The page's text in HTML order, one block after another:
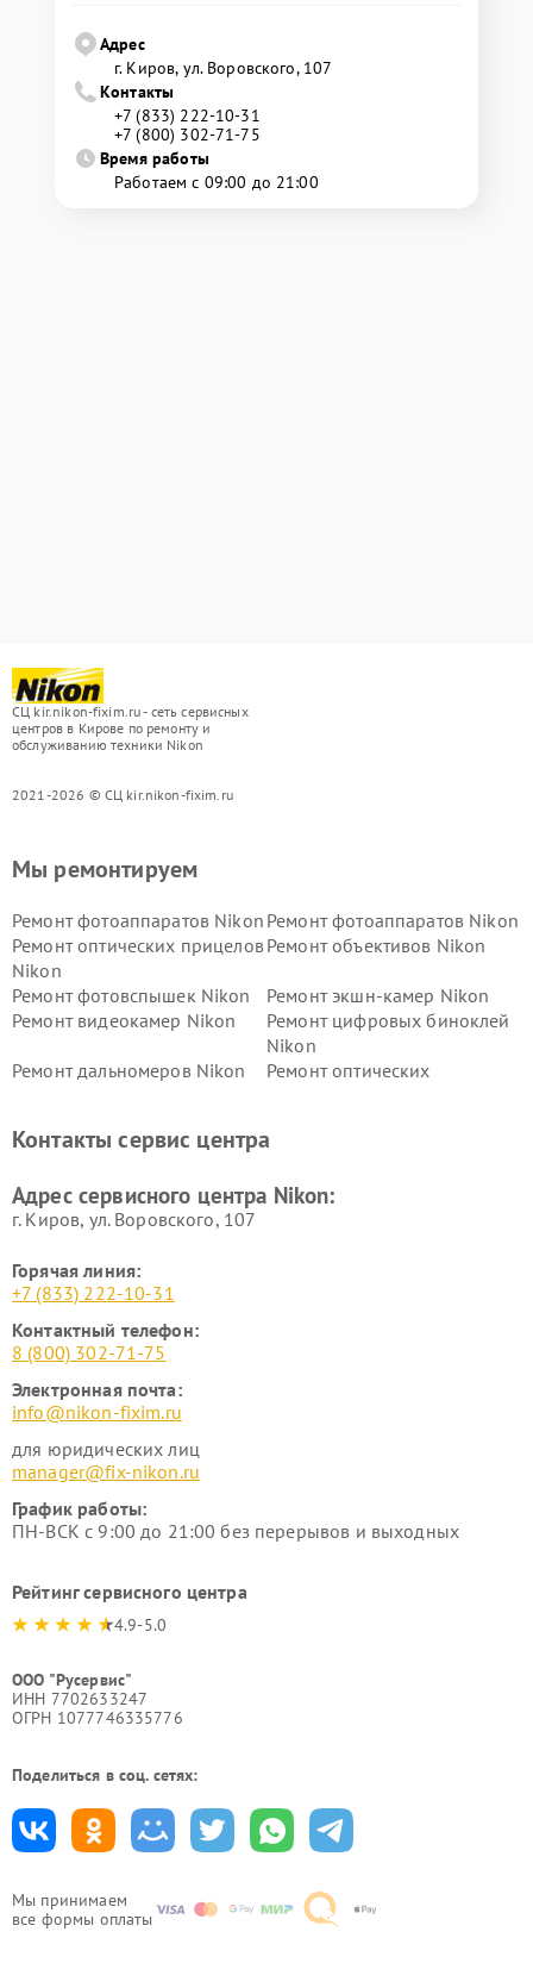
Адрес
г. Киров, ул. Воровского, 107
Контакты
+7 (833) 222-10-31
+7 (800) 302-71-75
Время работы
Работаем с 09:00 до 21:00
СЦ kir.nikon-fixim.ru - сеть сервисных
центров в Кирове по ремонту и
обслуживанию техники Nikon
2021-2026 © СЦ kir.nikon-fixim.ru
Мы принимаем
все формы оплаты
Мы ремонтируем
Ремонт фотоаппаратов Nikon Ремонт фотоаппаратов Nikon
Ремонт оптических прицелов
Nikon
Ремонт объективов Nikon
Ремонт фотовспышек Nikon
Ремонт экшн-камер Nikon
Ремонт видеокамер Nikon
Ремонт цифровых биноклей
Nikon
Ремонт дальномеров Nikon
Ремонт оптических
Контакты сервис центра
Адрес сервисного центра Nikon:
г. Киров, ул. Воровского, 107
Горячая линия:
+7 (833) 222-10-31
Контактный телефон:
8 (800) 302-71-75
Электронная почта:
info@nikon-fixim.ru
для юридических лиц
manager@fix-nikon.ru
График работы:
ПН-ВСК с 9:00 до 21:00 без перерывов и выходных
Рейтинг сервисного центра
4.9-5.0
ООО "Русервис"
ИНН 7702633247
ОГРН 1077746335776
Поделиться в соц. сетях: